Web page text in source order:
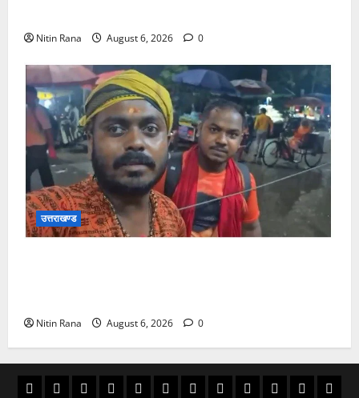
Nitin Rana August 6, 2026 0
उत्तराखण्ड
Nitin Rana August 6, 2026 0
अल्मोड़ाउत्तराखण्ड
उधम काशीपुरचमोलीचम्पावतटिहरी देहरादूनपिथौरागढ़
पौड़ी बागेश्वर